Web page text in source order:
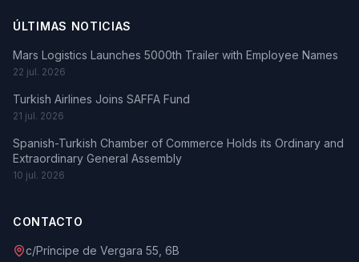
ÚLTIMAS NOTICIAS
Mars Logistics Launches 5000th Trailer with Employee Names
22 jul. 2026
Turkish Airlines Joins SAFFA Fund
21 jul. 2026
Spanish-Turkish Chamber of Commerce Holds its Ordinary and
Extraordinary General Assembly
10 jul. 2026
CONTACTO
c/Príncipe de Vergara 55, 6B